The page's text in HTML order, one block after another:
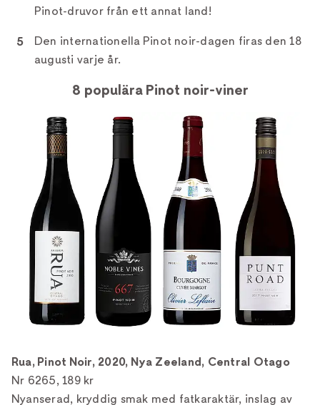
Pinot-druvor från ett annat land!
Den internationella Pinot noir-dagen firas den 18
augusti varje år.
8 populära Pinot noir-viner
Rua, Pinot Noir, 2020, Nya Zeeland, Central Otago
Nr 6265, 189 kr
Nyanserad, kryddig smak med fatkaraktär, inslag av